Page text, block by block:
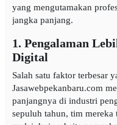
yang mengutamakan
jangka panjang.
1. Pengalaman
Digital
Salah satu faktor terbesar
Jasawebpekanbaru.com
panjangnya di industri
sepuluh tahun, tim mereka